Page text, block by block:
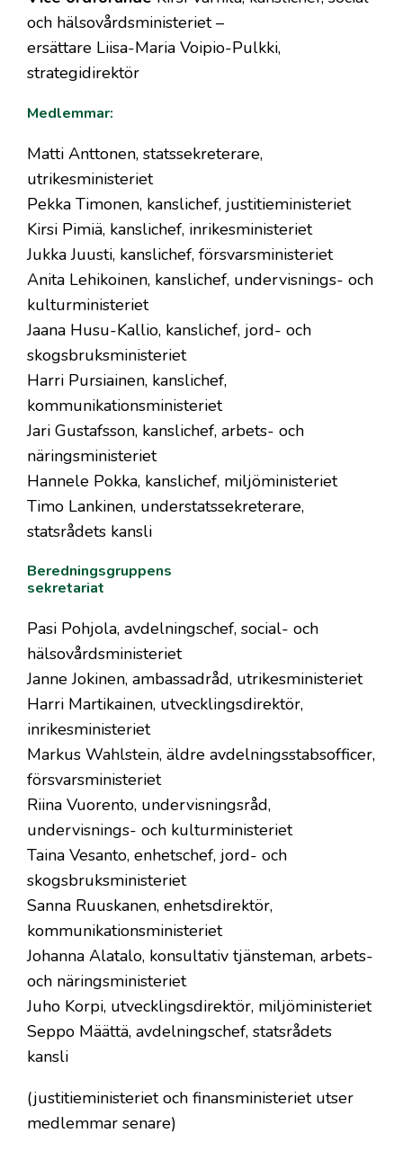
och hälsovårdsministeriet –
ersättare Liisa-Maria Voipio-Pulkki,
strategidirektör
Medlemmar:
Matti Anttonen, statssekreterare,
utrikesministeriet
Pekka Timonen, kanslichef, justitieministeriet
Kirsi Pimiä, kanslichef, inrikesministeriet
Jukka Juusti, kanslichef, försvarsministeriet
Anita Lehikoinen, kanslichef, undervisnings- och
kulturministeriet
Jaana Husu-Kallio, kanslichef, jord- och
skogsbruksministeriet
Harri Pursiainen, kanslichef,
kommunikationsministeriet
Jari Gustafsson, kanslichef, arbets- och
näringsministeriet
Hannele Pokka, kanslichef, miljöministeriet
Timo Lankinen, understatssekreterare,
statsrådets kansli
Beredningsgruppens
sekretariat
Pasi Pohjola, avdelningschef, social- och
hälsovårdsministeriet
Janne Jokinen, ambassadråd, utrikesministeriet
Harri Martikainen, utvecklingsdirektör,
inrikesministeriet
Markus Wahlstein, äldre avdelningsstabsofficer,
försvarsministeriet
Riina Vuorento, undervisningsråd,
undervisnings- och kulturministeriet
Taina Vesanto, enhetschef, jord- och
skogsbruksministeriet
Sanna Ruuskanen, enhetsdirektör,
kommunikationsministeriet
Johanna Alatalo, konsultativ tjänsteman, arbets-
och näringsministeriet
Juho Korpi, utvecklingsdirektör, miljöministeriet
Seppo Määttä, avdelningschef, statsrådets
kansli
(justitieministeriet och finansministeriet utser
medlemmar senare)